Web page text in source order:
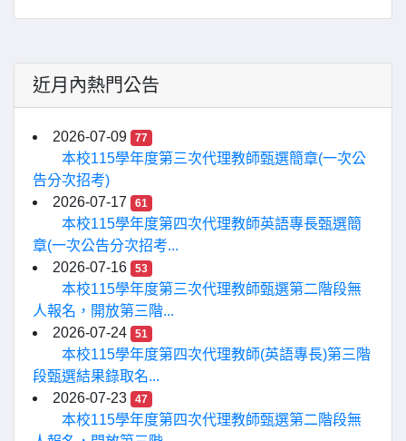
近月內熱門公告
2026-07-09 77
本校115學年度第三次代理教師甄選簡章(一次公
告分次招考)
2026-07-17
61
本校115學年度第四次代理教師英語專長甄選簡
章(一次公告分次招考...
2026-07-16
53
本校115學年度第三次代理教師甄選第二階段無
人報名，開放第三階...
2026-07-24
51
本校115學年度第四次代理教師(英語專長)第三階
段甄選結果錄取名...
2026-07-23
47
本校115學年度第四次代理教師甄選第二階段無